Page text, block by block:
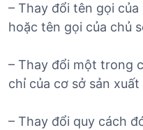
– Thay đổi tên gọi
hoặc tên gọi của chủ
– Thay đổi một trong
chỉ của cơ sở sản
– Thay đổi quy cách